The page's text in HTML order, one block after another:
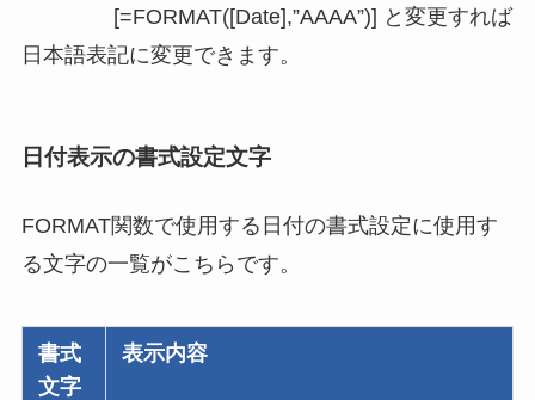
[=FORMAT([Date],”AAAA”)] と変更すれば
日本語表記に変更できます。
日付表示の書式設定文字
FORMAT関数で使用する日付の書式設定に使用す
る文字の一覧がこちらです。
書式
文字
表示内容